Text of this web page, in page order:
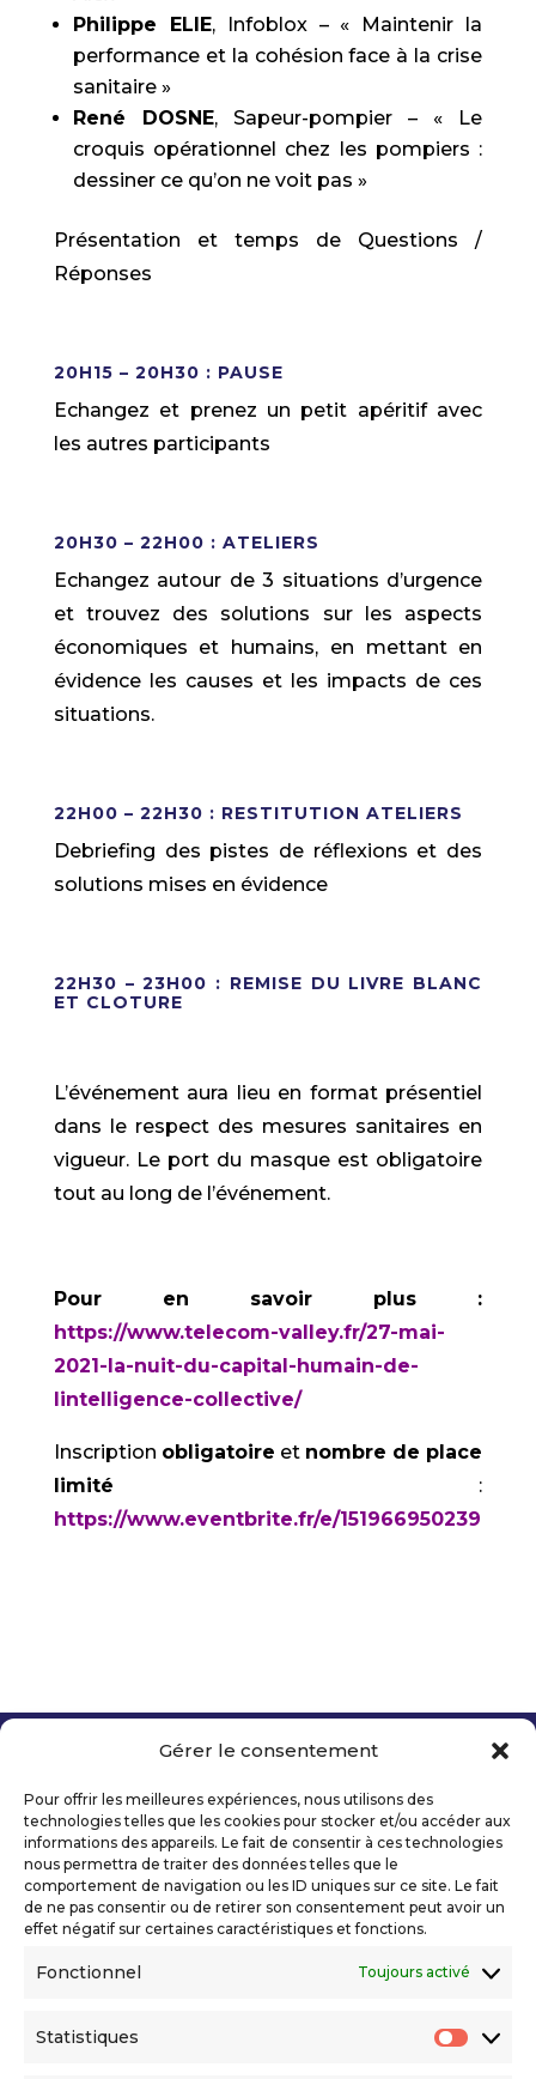
Gérer le consentement
Pour offrir les meilleures expériences, nous utilisons des
technologies telles que les cookies pour stocker et/ou accéder aux
informations des appareils. Le fait de consentir à ces technologies
nous permettra de traiter des données telles que le
comportement de navigation ou les ID uniques sur ce site. Le fait
de ne pas consentir ou de retirer son consentement peut avoir un
effet négatif sur certaines caractéristiques et fonctions.
Fonctionnel Toujours activé
Statistiques
Philippe ELIE, Infoblox – « Maintenir la
performance et la cohésion face à la crise
sanitaire »
René DOSNE, Sapeur-pompier – « Le
croquis opérationnel chez les pompiers :
dessiner ce qu’on ne voit pas »
Présentation et temps de Questions /
Réponses
20H15 – 20H30 : PAUSE
Echangez et prenez un petit apéritif avec
les autres participants
20H30 – 22H00 : ATELIERS
Echangez autour de 3 situations d’urgence
et trouvez des solutions sur les aspects
économiques et humains, en mettant en
évidence les causes et les impacts de ces
situations.
22H00 – 22H30 : RESTITUTION ATELIERS
Debriefing des pistes de réflexions et des
solutions mises en évidence
22H30 – 23H00 : REMISE DU LIVRE BLANC
ET CLOTURE
L’événement aura lieu en format présentiel
dans le respect des mesures sanitaires en
vigueur. Le port du masque est obligatoire
tout au long de l’événement.
Pour en savoir plus :
https://www.telecom-valley.fr/27-mai-
2021-la-nuit-du-capital-humain-de-
lintelligence-collective/
Inscription obligatoire et nombre de place
limité :
https://www.eventbrite.fr/e/151966950239
Mentions légales
Politique de confidentialité
Déclaration d’accessibilité numérique
Ils nous soutiennent